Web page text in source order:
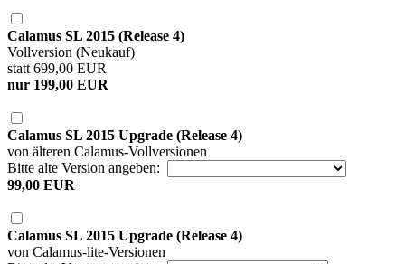
Calamus SL 2015 (Release 4)
Vollversion (Neukauf)
statt 699,00 EUR
nur 199,00 EUR
Calamus SL 2015 Upgrade (Release 4)
von älteren Calamus-Vollversionen
Bitte alte Version angeben:
99,00 EUR
Calamus SL 2015 Upgrade (Release 4)
von Calamus-lite-Versionen